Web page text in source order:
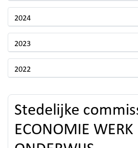
2024
2023
2022
Stedelijke
ECONOMIE